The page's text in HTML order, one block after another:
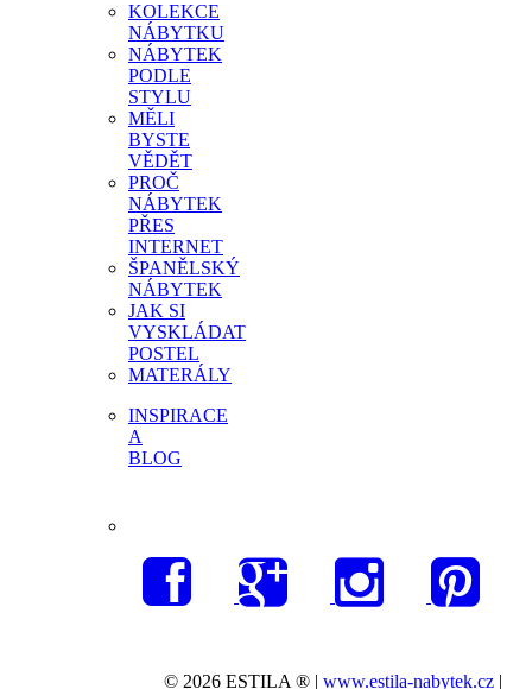
KOLEKCE
NÁBYTKU
NÁBYTEK
PODLE
STYLU
MĚLI
BYSTE
VĚDĚT
PROČ
NÁBYTEK
PŘES
INTERNET
ŠPANĚLSKÝ
NÁBYTEK
JAK SI
VYSKLÁDAT
POSTEL
MATERÁLY
INSPIRACE
A
BLOG
© 2026 ESTILA ® | www.estila-nabytek.cz|